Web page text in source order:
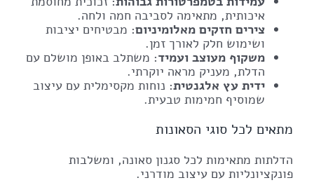
איכותית, מתאימה לסביבה חמה ולחה.
צירים חזקים מאלומיניום: מבטיחים יציבות
ושימוש חלק לאורך זמן.
משקוף מעוצב ועמיד: משתלב באופן מושלם עם
הדלת, מעניק מראה יוקרתי.
ידית עץ אלגנטית: נוחות מקסימלית עם עיצוב
שמוסיף חמימות טבעית.
מתאים לכל סוגי הסאונות
הדלתות מתאימות לכל סגנון סאונה, ומשלבות
פונקציונליות עם עיצוב מודרני.